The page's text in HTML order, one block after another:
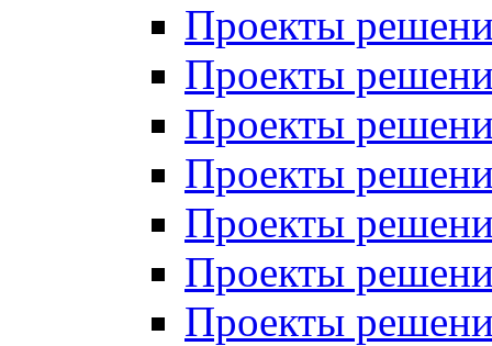
Проекты
Проекты
Проекты
Проекты
Проекты
Проекты
Проекты